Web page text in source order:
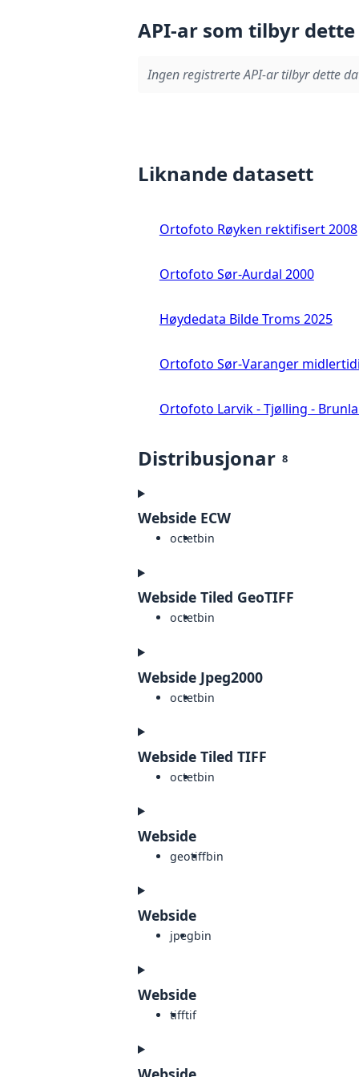
API-ar som tilbyr
Ingen registrerte API-ar tilbyr dette
Liknande datasett
Ortofoto Røyken rektifisert 2008
Ortofoto Sør-Aurdal 2000
Høydedata Bilde Troms 2025
Ortofoto Sør-Varanger
Ortofoto Larvik - Tjølling -
Distribusjonar 8
Webside ECW
octetbin
Webside Tiled GeoTIFF
octetbin
Webside Jpeg2000
octetbin
Webside Tiled TIFF
octetbin
Webside
geotiffbin
Webside
jpegbin
Webside
tifftif